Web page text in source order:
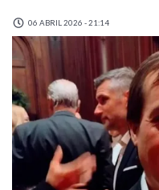
06 ABRIL 2026 - 21:14